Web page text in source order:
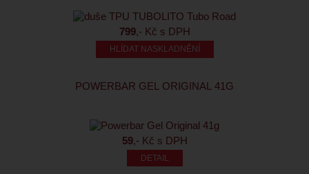
799,- Kč s DPH
HLÍDAT NASKLADNĚNÍ
POWERBAR GEL ORIGINAL 41G
59,- Kč s DPH